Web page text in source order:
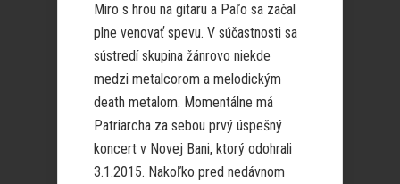
Miro s hrou na gitaru a Paľo sa začal
plne venovať spevu. V súčastnosti sa
sústredí skupina žánrovo niekde
medzi metalcorom a melodickým
death metalom. Momentálne má
Patriarcha za sebou prvý úspešný
koncert v Novej Bani, ktorý odohrali
3.1.2015. Nakoľko pred nedávnom